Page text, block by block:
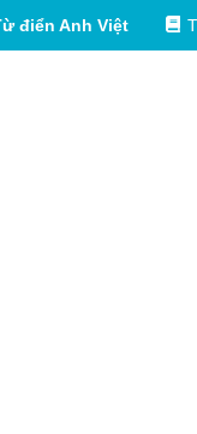
điển Anh Việt